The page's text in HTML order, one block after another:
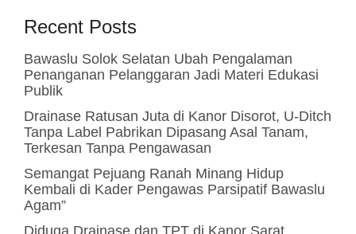
Recent Posts
Bawaslu Solok Selatan Ubah Pengalaman
Penanganan Pelanggaran Jadi Materi Edukasi
Publik
Drainase Ratusan Juta di Kanor Disorot, U-Ditch
Tanpa Label Pabrikan Dipasang Asal Tanam,
Terkesan Tanpa Pengawasan
Semangat Pejuang Ranah Minang Hidup
Kembali di Kader Pengawas Parsipatif Bawaslu
Agam”